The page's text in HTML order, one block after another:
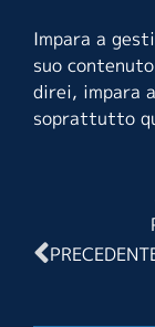
Impara a
suo
direi, impara
soprattutto